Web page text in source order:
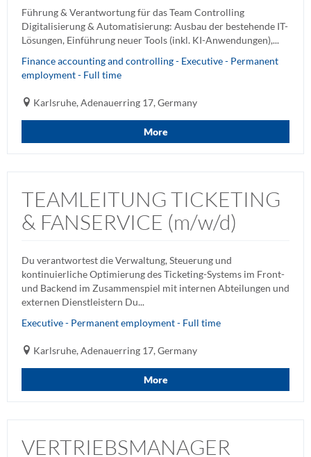
Führung & Verantwortung für das Team Controlling
Digitalisierung & Automatisierung: Ausbau der bestehende IT-
Lösungen, Einführung neuer Tools (inkl. KI-Anwendungen),...
Finance accounting and controlling - Executive - Permanent
employment - Full time
Karlsruhe, Adenauerring 17, Germany
More
TEAMLEITUNG TICKETING
& FANSERVICE (m/w/d)
Du verantwortest die Verwaltung, Steuerung und
kontinuierliche Optimierung des Ticketing-Systems im Front-
und Backend im Zusammenspiel mit internen Abteilungen und
externen Dienstleistern Du...
Executive - Permanent employment - Full time
Karlsruhe, Adenauerring 17, Germany
More
VERTRIEBSMANAGER